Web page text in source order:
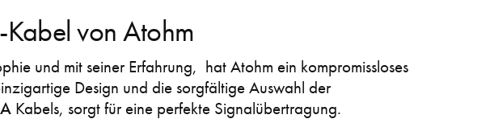
von Atohm
und mit seiner Erfahrung, hat Atohm ein kompromissloses
Design und die sorgfältige Auswahl der
Kabels, sorgt für eine perfekte Signalübertragung.